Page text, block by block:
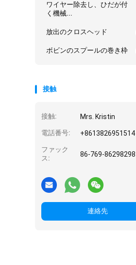
ワイヤー除去し、ひだが付
く機械...
放出のクロスヘッド
ボビンのスプールの巻き枠
接触
接触: Mrs. Kristin
電話番号: +8613826951514
ファック
ス:
86-769-86298298
連絡先